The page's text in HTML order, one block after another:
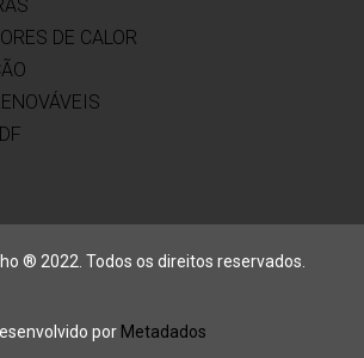
DE CALOR
® 2022. Todos os direitos reservados.
por Metadados